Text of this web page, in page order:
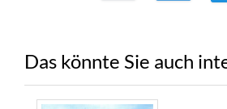
Das könnte Sie auch